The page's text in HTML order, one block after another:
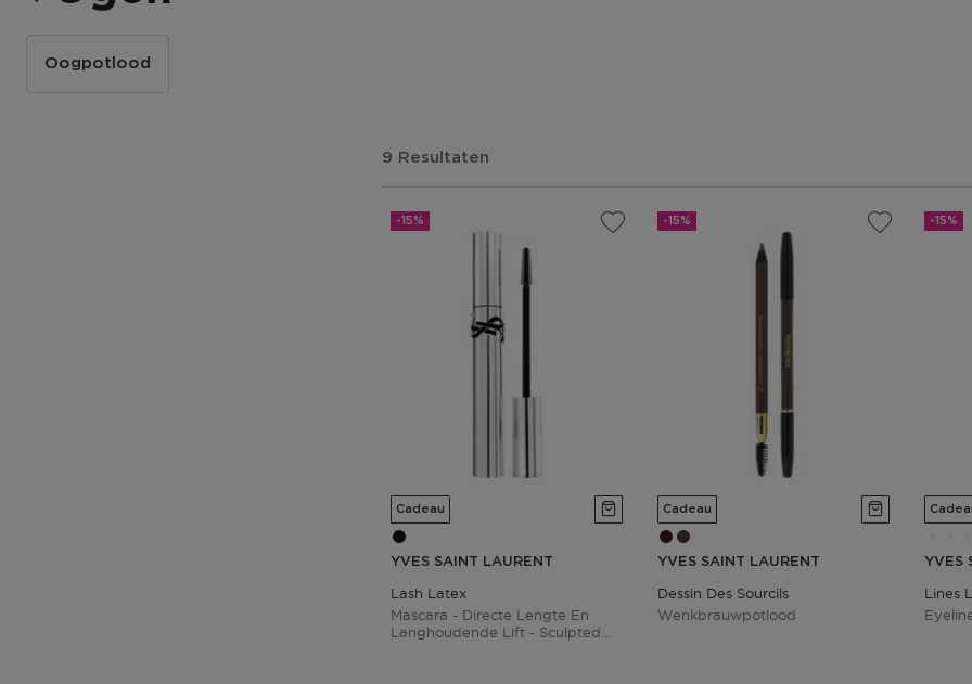
Oogpotlood
9 Resultaten
-15%
Cadeau
YVES SAINT LAURENT
Lash Latex
Mascara - Directe Lengte En
Langhoudende Lift - Sculpted
-15%
Cadeau
YVES SAINT LAURENT
Dessin Des Sourcils
Wenkbrauwpotlood
-15%
YVES
Lines